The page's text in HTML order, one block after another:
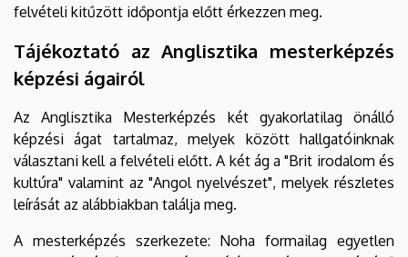
felvételi kitűzött időpontja előtt érkezzen meg.
Tájékoztató az Anglisztika mesterképzés
képzési ágairól
Az Anglisztika Mesterképzés két gyakorlatilag önálló
képzési ágat tartalmaz, melyek között hallgatóinknak
választani kell a felvételi előtt. A két ág a "Brit irodalom és
kultúra" valamint az "Angol nyelvészet", melyek részletes
leírását az alábbiakban találja meg.
A mesterképzés szerkezete: Noha formailag egyetlen